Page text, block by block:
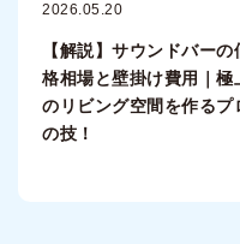
2026.05.20
【解説】サウンドバーの
格相場と壁掛け費用｜極
のリビング空間を作るプ
の技！